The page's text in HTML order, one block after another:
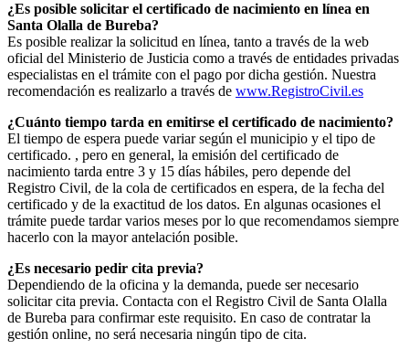
¿Es posible solicitar el certificado de nacimiento en línea en
Santa Olalla de Bureba?
Es posible realizar la solicitud en línea, tanto a través de la web
oficial del Ministerio de Justicia como a través de entidades privadas
especialistas en el trámite con el pago por dicha gestión. Nuestra
recomendación es realizarlo a través de www.RegistroCivil.es
¿Cuánto tiempo tarda en emitirse el certificado de nacimiento?
El tiempo de espera puede variar según el municipio y el tipo de
certificado. , pero en general, la emisión del certificado de
nacimiento tarda entre 3 y 15 días hábiles, pero depende del
Registro Civil, de la cola de certificados en espera, de la fecha del
certificado y de la exactitud de los datos. En algunas ocasiones el
trámite puede tardar varios meses por lo que recomendamos siempre
hacerlo con la mayor antelación posible.
¿Es necesario pedir cita previa?
Dependiendo de la oficina y la demanda, puede ser necesario
solicitar cita previa. Contacta con el Registro Civil de Santa Olalla
de Bureba para confirmar este requisito. En caso de contratar la
gestión online, no será necesaria ningún tipo de cita.